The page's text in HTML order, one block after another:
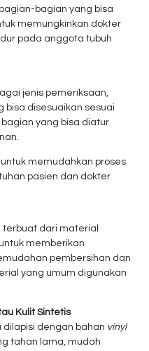
bagian yang bisa
memungkinkan dokter
pada anggota tubuh
jenis pemeriksaan,
bisa disesuaikan sesuai
yang bisa diatur
memudahkan proses
pasien dan dokter.
terbuat dari material
memberikan
pembersihan dan
yang umum digunakan
Kulit Sintetis
dilapisi dengan bahan vinyl
tahan lama, mudah